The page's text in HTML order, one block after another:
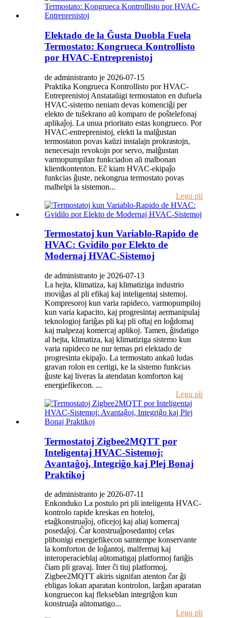
Elektado de la Ĝusta Duobla Fuela
Termostato: Kongrueca Kontrollisto
por HVAC-Entreprenistoj
de administranto je 2026-07-15
Praktika Kongrueca Kontrollisto por HVAC-
Entreprenistoj Anstataŭigi termostaton en dufuela
HVAC-sistemo neniam devas komenciĝi per
elekto de tuŝekrano aŭ komparo de poŝtelefonaj
aplikaĵoj. La unua prioritato estas kongrueco. Por
HVAC-entreprenistoj, elekti la malĝustan
termostaton povas kaŭzi instalajn prokrastojn,
nenecesajn revokojn por servo, malĝustan
varmopumpilan funkciadon aŭ malbonan
klientkontenton. Eĉ kiam HVAC-ekipaĵo
funkcias ĝuste, nekongrua termostato povas
malhelpi la sistemon...
Legu pli
Termostatoj kun Variablo-Rapido de
HVAC: Gvidilo por Elekto de
Modernaj HVAC-Sistemoj
de administranto je 2026-07-13
La hejta, klimatiza, kaj klimatiziga industrio
moviĝas al pli efikaj kaj inteligentaj sistemoj.
Kompresoroj kun varia rapideco, varmopumpiloj
kun varia kapacito, kaj progresintaj aermanipulaj
teknologioj fariĝas pli kaj pli oftaj en loĝdomaj
kaj malpezaj komercaj aplikoj. Tamen, ĝisdatigo
al hejta, klimatiza, kaj klimatiziga sistemo kun
varia rapideco ne nur temas pri elektado de
progresinta ekipaĵo. La termostato ankaŭ ludas
gravan rolon en certigi, ke la sistemo funkcias
ĝuste kaj liveras la atendatan komforton kaj
energiefikecon. ...
Legu pli
Termostatoj Zigbee2MQTT por
Inteligentaj HVAC-Sistemoj:
Avantaĝoj, Integriĝo kaj Plej Bonaj
Praktikoj
de administranto je 2026-07-11
Enkonduko La postulo pri pli inteligenta HVAC-
kontrolo rapide kreskas en hoteloj,
etaĝkonstruaĵoj, oficejoj kaj aliaj komercaj
posedaĵoj. Ĉar konstruaĵposedantoj celas
plibonigi energiefikecon samtempe konservante
la komforton de loĝantoj, malfermaj kaj
interoperacieblaj aŭtomatigaj platformoj fariĝis
ĉiam pli gravaj. Inter ĉi tiuj platformoj,
Zigbee2MQTT akiris signifan atenton ĉar ĝi
ebligas lokan aparatan kontrolon, larĝan aparatan
kongruecon kaj flekseblan integriĝon kun
konstruaĵa aŭtomatigo...
Legu pli